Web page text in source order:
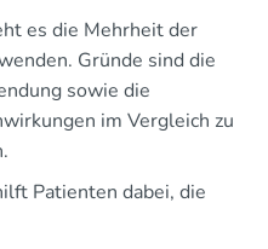
es die Mehrheit der
Gründe sind die
sowie die
im Vergleich zu
Patienten dabei, die